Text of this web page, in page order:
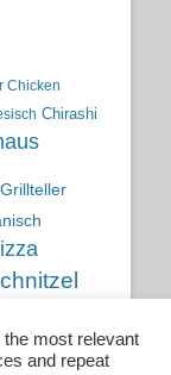
Chicken
Chirashi
Grillteller
Vulkanland
most relevant
and repeat